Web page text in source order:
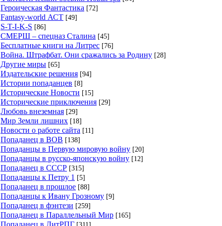
Героическая Фантастика [72]
Fantasy-world АСТ [49]
S-T-I-K-S [86]
СМЕРШ – спецназ Сталина [45]
Бесплатные книги на Литрес [76]
Война. Штрафбат. Они сражались за Родину [28]
Другие миры [65]
Издательские решения [94]
Истории попаданцев [8]
Исторические Новости [15]
Исторические приключения [29]
Любовь внеземная [29]
Мир Земли лишних [18]
Новости о работе сайта [11]
Попаданец в ВОВ [138]
Попаданцы в Первую мировую войну [20]
Попаданцы в русско-японскую войну [12]
Попаданец в СССР [315]
Попаданцы к Петру 1 [5]
Попаданец в прошлое [88]
Попаданцы к Ивану Грозному [9]
Попаданец в фэнтези [259]
Попаданец в Параллельный Мир [165]
Попаданец в ЛитРПГ